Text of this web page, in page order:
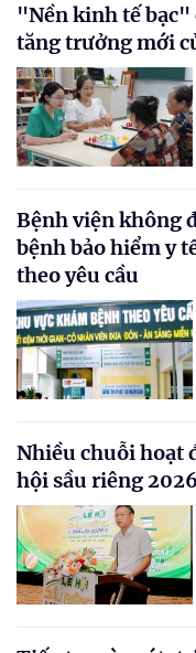
"Nền kinh tế
tăng trưởng mới
Bệnh viện không
bệnh bảo hiểm y
theo yêu cầu
Nhiều chuỗi hoạt
hội sầu riêng 2026